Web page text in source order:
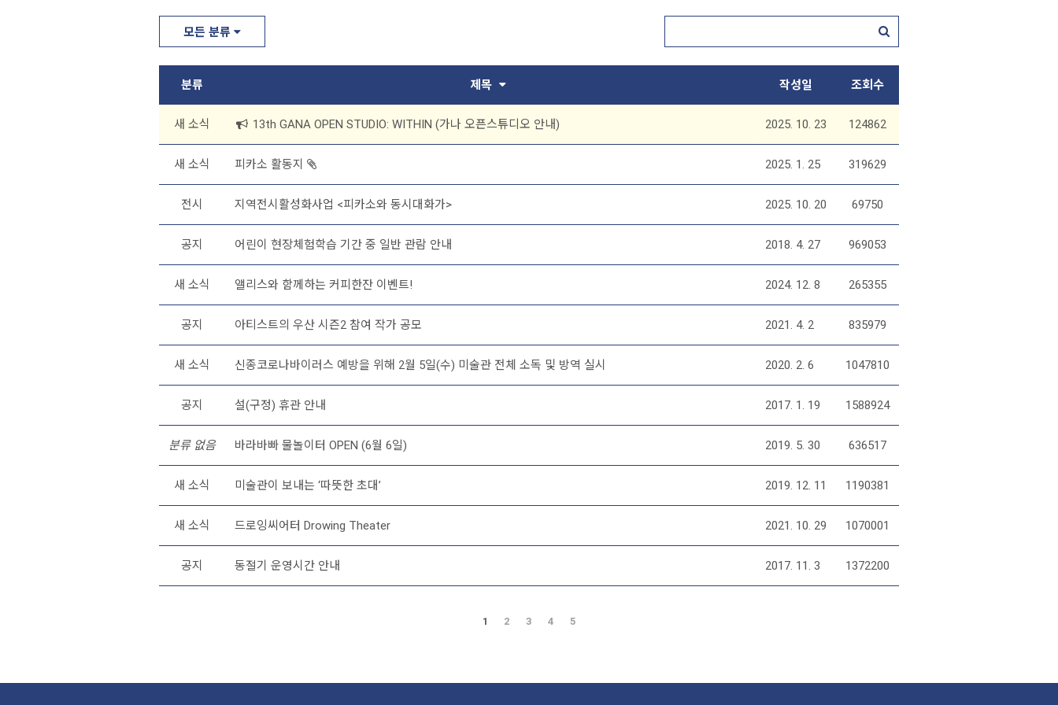
모든 분류
분류 제목 작성일 조회수
새 소식 13th GANA OPEN STUDIO: WITHIN (가나 오픈스튜디오 안내) 2025. 10. 23 124862
새 소식 피카소 활동지 2025. 1. 25 319629
전시 지역전시활성화사업 <피카소와 동시대화가> 2025. 10. 20 69750
공지 어린이 현장체험학습 기간 중 일반 관람 안내 2018. 4. 27 969053
새 소식 앨리스와 함께하는 커피한잔 이벤트! 2024. 12. 8 265355
공지 아티스트의 우산 시즌2 참여 작가 공모 2021. 4. 2 835979
새 소식 신종코로나바이러스 예방을 위해 2월 5일(수) 미술관 전체 소독 및 방역 실시 2020. 2. 6 1047810
공지 설(구정) 휴관 안내 2017. 1. 19 1588924
분류 없음 바라바빠 물놀이터 OPEN (6월 6일) 2019. 5. 30 636517
새 소식 미술관이 보내는 ‘따뜻한 초대’ 2019. 12. 11 1190381
새 소식 드로잉씨어터 Drowing Theater 2021. 10. 29 1070001
공지 동절기 운영시간 안내 2017. 11. 3 1372200
1 2 3 4 5